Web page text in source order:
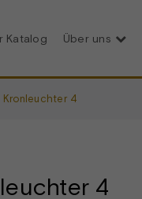
Katalog Über uns
Kronleuchter 4
4